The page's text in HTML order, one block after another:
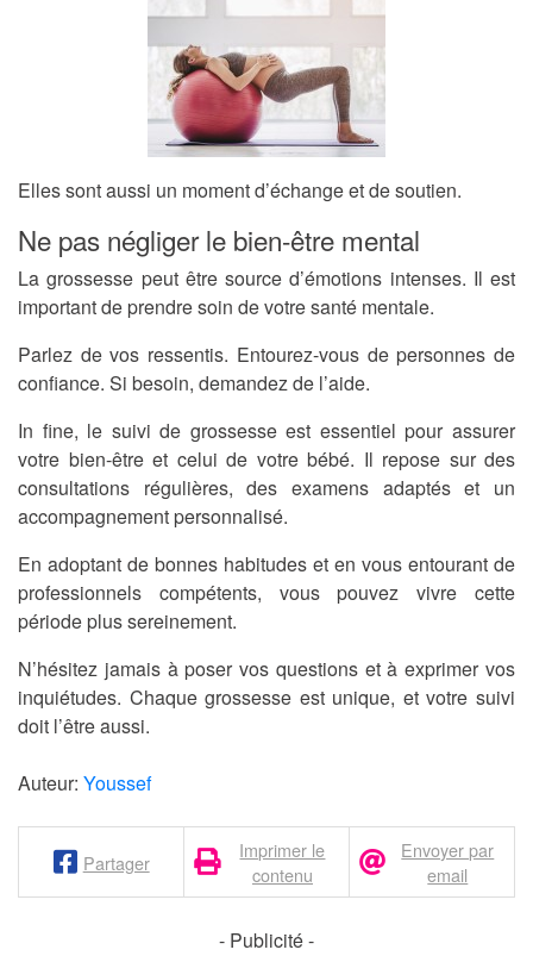
Elles sont aussi un moment d’échange et de soutien.
Ne pas négliger le bien-être mental
La grossesse peut être source d’émotions intenses. Il est
important de prendre soin de votre santé mentale.
Parlez de vos ressentis. Entourez-vous de personnes de
confiance. Si besoin, demandez de l’aide.
In fine, le suivi de grossesse est essentiel pour assurer
votre bien-être et celui de votre bébé. Il repose sur des
consultations régulières, des examens adaptés et un
accompagnement personnalisé.
En adoptant de bonnes habitudes et en vous entourant de
professionnels compétents, vous pouvez vivre cette
période plus sereinement.
N’hésitez jamais à poser vos questions et à exprimer vos
inquiétudes. Chaque grossesse est unique, et votre suivi
doit l’être aussi.
Auteur: Youssef
Partager
Imprimer le
contenu
Envoyer par
email
- Publicité -